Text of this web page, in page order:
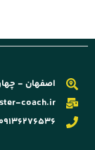
اصفهان -
coach.ir
09136276536